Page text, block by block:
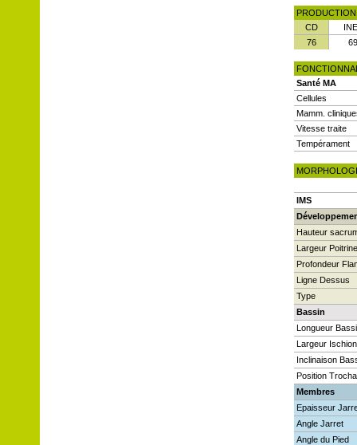
CD
76
69
Santé MA
Cellules
Mamm.
Vitesse traite
Tempérament
IMS
Hauteur
Largeur Poitrine
Profondeur
Ligne Dessus
Type
Bassin
Longueur
Largeur
Inclinaison
Position
Membres
Epaisseur
Angle Jarret
Angle du Pied